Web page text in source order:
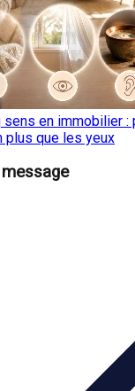
sens en immobilier :
plus que les yeux